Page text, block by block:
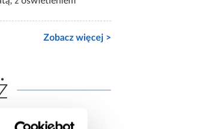
Zobacz więcej >